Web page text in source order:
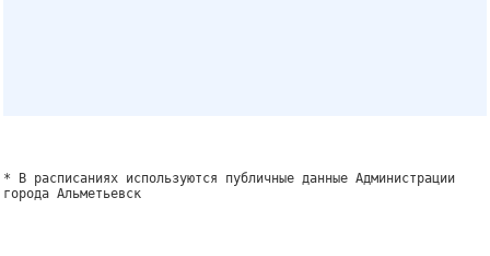
* В расписаниях используются публичные данные Администрации
города Альметьевск